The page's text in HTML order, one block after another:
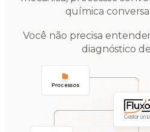
Processos
Gestor
química
Você não precisa
diagnóstico